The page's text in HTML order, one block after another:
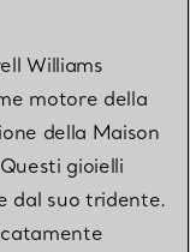
Williams
motore della
della Maison
gioielli
dal suo tridente.